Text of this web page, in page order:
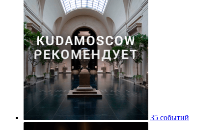
35 событий